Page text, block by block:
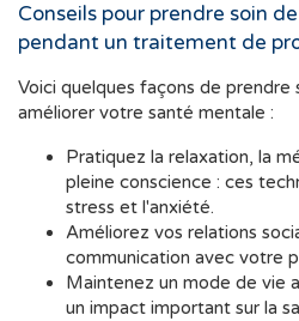
Conseils pour prendre soin
pendant un traitement de
Voici quelques façons de prendre
améliorer votre santé mentale :
Pratiquez la relaxation, la
pleine conscience : ces
stress et l'anxiété.
Améliorez vos relations
communication avec votre
Maintenez un mode de vie
un impact important sur la